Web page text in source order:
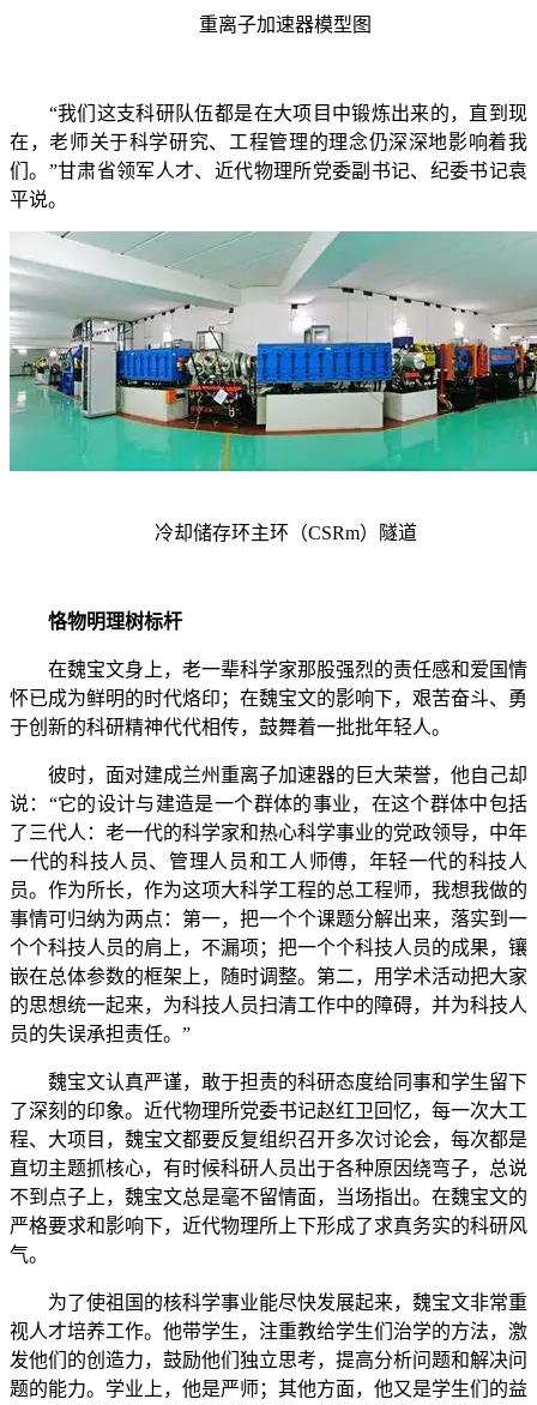
重离子加速器模型图
“我们这支科研队伍都是在大项目中锻炼出来的，直到现
在，老师关于科学研究、工程管理的理念仍深深地影响着我
们。”甘肃省领军人才、近代物理所党委副书记、纪委书记袁
平说。
冷却储存环主环（CSRm）隧道
恪物明理树标杆
在魏宝文身上，老一辈科学家那股强烈的责任感和爱国情
怀已成为鲜明的时代烙印；在魏宝文的影响下，艰苦奋斗、勇
于创新的科研精神代代相传，鼓舞着一批批年轻人。
彼时，面对建成兰州重离子加速器的巨大荣誉，他自己却
说：“它的设计与建造是一个群体的事业，在这个群体中包括
了三代人：老一代的科学家和热心科学事业的党政领导，中年
一代的科技人员、管理人员和工人师傅，年轻一代的科技人
员。作为所长，作为这项大科学工程的总工程师，我想我做的
事情可归纳为两点：第一，把一个个课题分解出来，落实到一
个个科技人员的肩上，不漏项；把一个个科技人员的成果，镶
嵌在总体参数的框架上，随时调整。第二，用学术活动把大家
的思想统一起来，为科技人员扫清工作中的障碍，并为科技人
员的失误承担责任。”
魏宝文认真严谨，敢于担责的科研态度给同事和学生留下
了深刻的印象。近代物理所党委书记赵红卫回忆，每一次大工
程、大项目，魏宝文都要反复组织召开多次讨论会，每次都是
直切主题抓核心，有时候科研人员出于各种原因绕弯子，总说
不到点子上，魏宝文总是毫不留情面，当场指出。在魏宝文的
严格要求和影响下，近代物理所上下形成了求真务实的科研风
气。
为了使祖国的核科学事业能尽快发展起来，魏宝文非常重
视人才培养工作。他带学生，注重教给学生们治学的方法，激
发他们的创造力，鼓励他们独立思考，提高分析问题和解决问
题的能力。学业上，他是严师；其他方面，他又是学生们的益